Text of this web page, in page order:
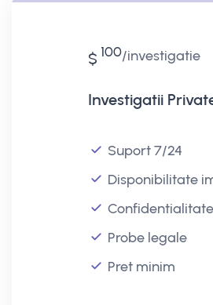
$ 100 investigatie
Investigatii
Suport 7/24
Disponibilitate
Probe legale
Pret minim